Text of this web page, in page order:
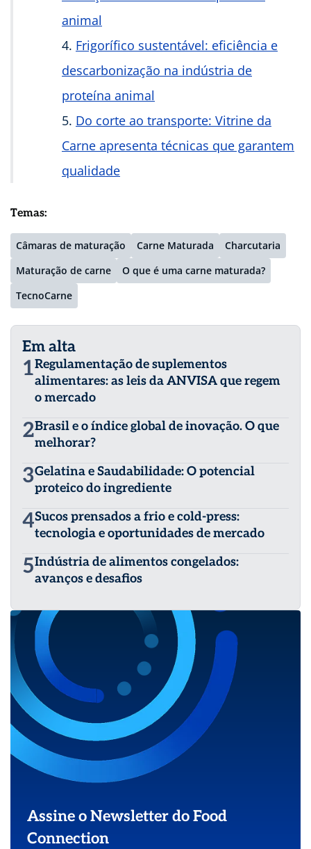
animal
Frigorífico sustentável: eficiência e
descarbonização na indústria de
proteína animal
Do corte ao transporte: Vitrine da
Carne apresenta técnicas que garantem
qualidade
Temas:
Câmaras de maturação Carne Maturada
Charcutaria
Maturação de carne
O que é uma carne maturada?
TecnoCarne
Em alta
1Regulamentação de suplementos
alimentares: as leis da ANVISA que regem
o mercado
2Brasil e o índice global de inovação. O que
melhorar?
3Gelatina e Saudabilidade: O potencial
proteico do ingrediente
4Sucos prensados a frio e cold-press:
tecnologia e oportunidades de mercado
5Indústria de alimentos congelados:
avanços e desafios
Assine o Newsletter do Food
Connection